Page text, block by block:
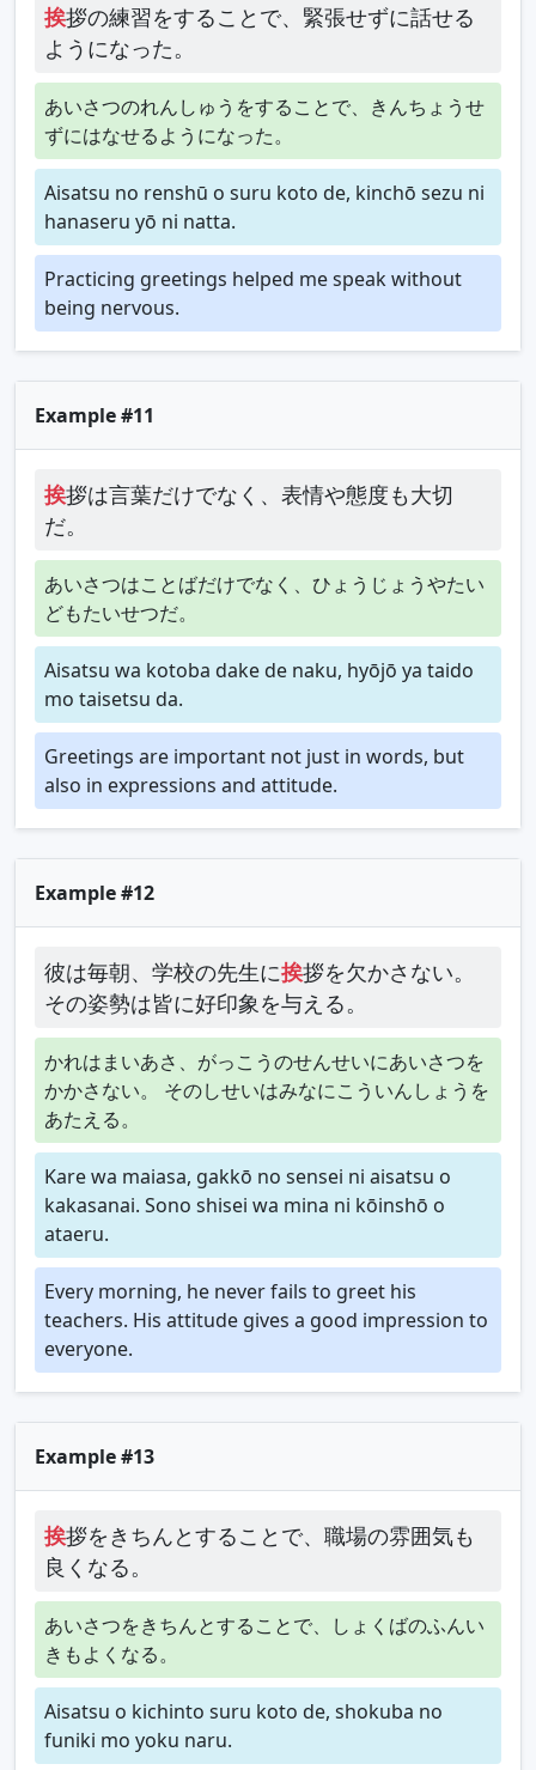
挨拶の練習をすることで、緊張せずに話せる
ようになった。
あいさつのれんしゅうをすることで、きんちょうせ
ずにはなせるようになった。
Aisatsu no renshū o suru koto de, kinchō sezu ni
hanaseru yō ni natta.
Practicing greetings helped me speak without
being nervous.
Example #11
挨拶は言葉だけでなく、表情や態度も大切
だ。
あいさつはことばだけでなく、ひょうじょうやたい
どもたいせつだ。
Aisatsu wa kotoba dake de naku, hyōjō ya taido
mo taisetsu da.
Greetings are important not just in words, but
also in expressions and attitude.
Example #12
彼は毎朝、学校の先生に挨拶を欠かさない。
その姿勢は皆に好印象を与える。
かれはまいあさ、がっこうのせんせいにあいさつを
かかさない。 そのしせいはみなにこういんしょうを
あたえる。
Kare wa maiasa, gakkō no sensei ni aisatsu o
kakasanai. Sono shisei wa mina ni kōinshō o
ataeru.
Every morning, he never fails to greet his
teachers. His attitude gives a good impression to
everyone.
Example #13
挨拶をきちんとすることで、職場の雰囲気も
良くなる。
あいさつをきちんとすることで、しょくばのふんい
きもよくなる。
Aisatsu o kichinto suru koto de, shokuba no
funiki mo yoku naru.